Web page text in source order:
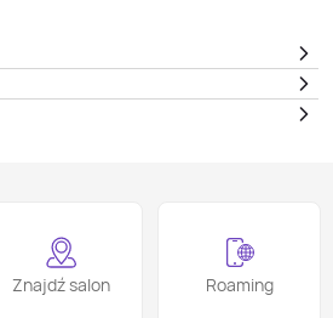
Znajdź salon Roaming